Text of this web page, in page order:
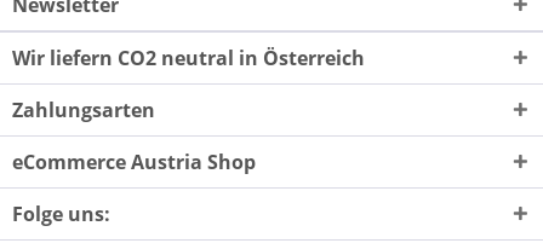
Wir liefern CO2 neutral in Österreich
Zahlungsarten
eCommerce Austria Shop
Folge uns: